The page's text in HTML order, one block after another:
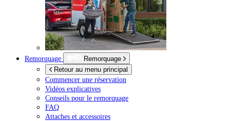
Remorquage
Remorquage
Retour au menu principal
Commencer une réservation
Vidéos explicatives
Conseils pour le remorquage
FAQ
Attaches et accessoires